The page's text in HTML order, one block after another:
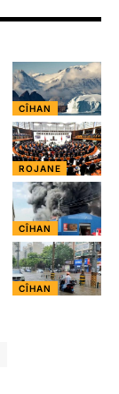
CÎHAN
ROJANE
CÎHAN
CÎHAN